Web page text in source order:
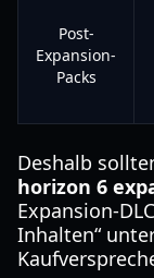
Post-
Expansion-
Packs
Deshalb
horizon 6
Expansion-
Inhalten“